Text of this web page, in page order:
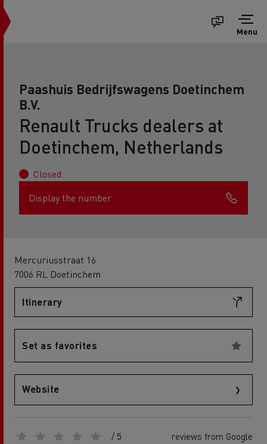
Menu
Paashuis Bedrijfswagens Doetinchem
B.V.
Renault Trucks dealers at
Doetinchem, Netherlands
Closed
Display the number
Mercuriusstraat 16
7006 RL Doetinchem
Itinerary
Set as favorites
Website
/ 5 reviews from Google